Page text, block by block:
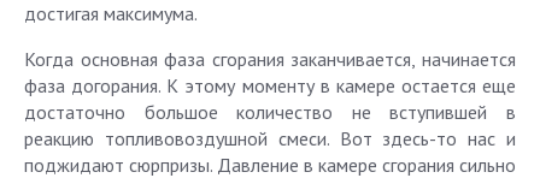
достигая максимума.
Когда основная фаза сгорания заканчивается, начинается
фаза догорания. К этому моменту в камере остается еще
достаточно большое количество не вступившей в
реакцию топливовоздушной смеси. Вот здесь-то нас и
поджидают сюрпризы. Давление в камере сгорания сильно